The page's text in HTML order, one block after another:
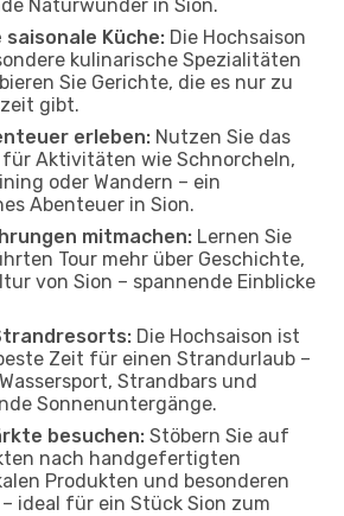
Naturwunder in Sion.
saisonale Küche: Die Hochsaison
kulinarische Spezialitäten
Sie Gerichte, die es nur zu
gibt.
erleben: Nutzen Sie das
für Aktivitäten wie Schnorcheln,
oder Wandern – ein
Abenteuer in Sion.
mitmachen: Lernen Sie
Tour mehr über Geschichte,
von Sion – spannende Einblicke
Die Hochsaison ist
Zeit für einen Strandurlaub –
Strandbars und
Sonnenuntergänge.
besuchen: Stöbern Sie auf
nach handgefertigten
Produkten und besonderen
ideal für ein Stück Sion zum